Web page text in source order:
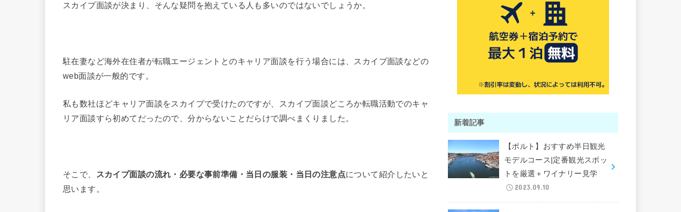
スカイプ面談が決まり、そんな疑問を抱えている人も多いのではないでしょうか。
駐在妻など海外在住者が転職エージェントとのキャリア面談を行う場合には、スカイプ面談などの
web面談が一般的です。
私も数社ほどキャリア面談をスカイプで受けたのですが、スカイプ面談どころか転職活動でのキャ
リア面談すら初めてだったので、分からないことだらけで調べまくりました。
そこで、 スカイプ面談の流れ・必要な事前準備・当日の服装・当日の注意点について紹介したいと
思います。
新着記事
【ポルト】おすすめ半日観光
モデルコース|定番観光スポッ
トを厳選＋ワイナリー見学
2023.09.10